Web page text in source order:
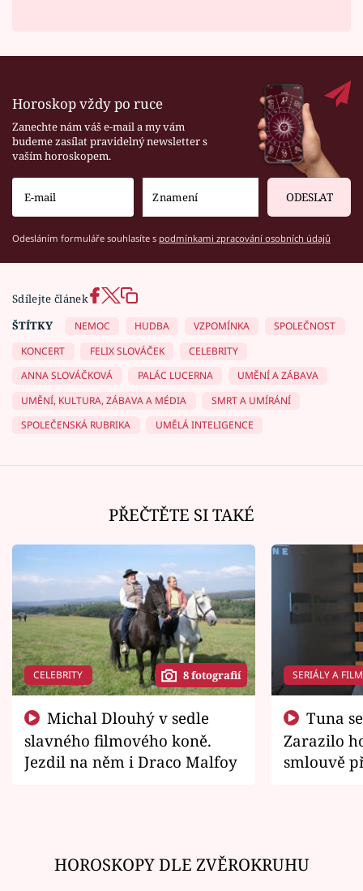
Horoskop vždy po ruce
Zanechte nám váš e-mail a my vám
budeme zasílat pravidelný newsletter s
vaším horoskopem.
ODESLAT
Odesláním formuláře souhlasíte s podmínkami zpracování osobních údajů
Sdílejte článek
ŠTÍTKY
NEMOC HUDBA VZPOMÍNKA
SPOLEČNOST
KONCERT
FELIX SLOVÁČEK
CELEBRITY
ANNA SLOVÁČKOVÁ
PALÁC LUCERNA
UMĚNÍ A ZÁBAVA
UMĚNÍ, KULTURA, ZÁBAVA A MÉDIA
SMRT A UMÍRÁNÍ
SPOLEČENSKÁ RUBRIKA
UMĚLÁ INTELIGENCE
PŘEČTĚTE SI TAKÉ
CELEBRITY 8 fotografií
slavného filmového koně.
Jezdil na něm i Draco Malfoy
SERIÁLY A
Zarazilo
smlouvě
HOROSKOPY DLE ZVĚROKRUHU